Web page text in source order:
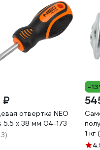
₽
отвертка NEO
5.5 x 38 мм 04-173
-
1